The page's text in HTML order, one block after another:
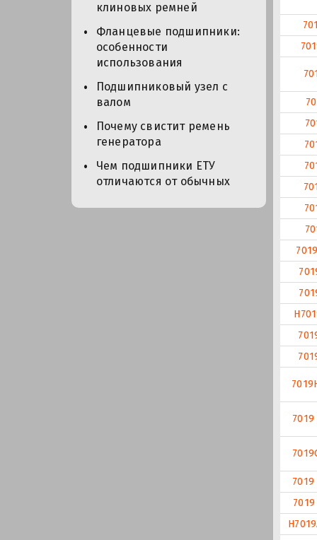
клиновых ремней
Фланцевые подшипники:
особенности
использования
Подшипниковый узел с
валом
Почему свистит ремень
генератора
Чем подшипники ЕТУ
отличаются от обычных
7019
7019